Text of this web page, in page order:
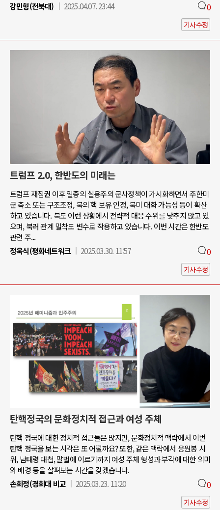
강민형(전북대)
2025.04.07. 23:44 0
기사수정
트럼프 2.0, 한반도의 미래는
트럼프 재집권 이후 일종의 실용주의 군사정책이 가시화하면서 주한미
군 축소 또는 구조조정, 북의 핵 보유 인정, 북미 대화 가능성 등이 확산
하고 있습니다. 북도 이런 상황에서 전략적 대응 수위를 낮추지 않고 있
으며, 북러 관계 밀착도 변수로 작용하고 있습니다. 이번 시간은 한반도
관련 주...
정욱식(평화네트워크
2025.03.30. 11:57 0
기사수정
탄핵정국의 문화정치적 접근과 여성 주체
탄핵 정국에 대한 정치적 접근들은 많지만, 문화정치적 맥락에서 이번
탄핵 정국을 보는 시각은 또 어떨까요? 또한, 같은 맥락에서 응원봉 시
위, 남태령 대첩, 말벌에 이르기까지 여성 주체 형성과 부각에 대한 의미
와 배경 등을 살펴보는 시간을 갖겠습니다.
손희정(경희대 비교
2025.03.23. 11:20 0
기사수정